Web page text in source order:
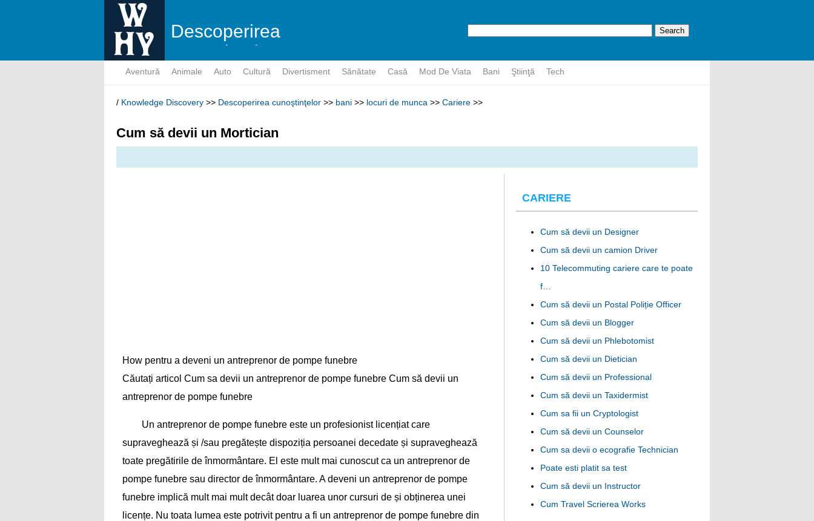
Descoperirea
cunoştinţelor
Aventură Animale Auto Cultură Divertisment Sănătate Casă Mod De Viata Bani Ştiinţă Tech
/ Knowledge Discovery >> Descoperirea cunoştinţelor >> bani >> locuri de munca >> Cariere >>
Cum să devii un Mortician
How pentru a deveni un antreprenor de pompe funebre
Căutați articol Cum sa devii un antreprenor de pompe funebre Cum să devii un
antreprenor de pompe funebre
Un antreprenor de pompe funebre este un profesionist licențiat care
supraveghează și /sau pregătește dispoziția persoanei decedate și supraveghează
toate pregătirile de înmormântare. El este mult mai cunoscut ca un antreprenor de
pompe funebre sau director de înmormântare. A deveni un antreprenor de pompe
funebre implică mult mai mult decât doar luarea unor cursuri de și obținerea unei
licențe. Nu toata lumea este potrivit pentru a fi un antreprenor de pompe funebre din
CARIERE
Cum să devii un Designer
Cum să devii un camion Driver
10 Telecommuting cariere care te poate
f…
Cum să devii un Postal Poliție Officer
Cum să devii un Blogger
Cum să devii un Phlebotomist
Cum să devii un Dietician
Cum să devii un Professional
Cum să devii un Taxidermist
Cum sa fii un Cryptologist
Cum să devii un Counselor
Cum sa devii o ecografie Technician
Poate esti platit sa test
Cum să devii un Instructor
Cum Travel Scrierea Works